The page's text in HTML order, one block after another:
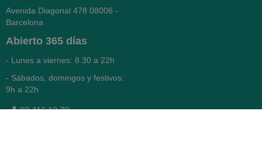
Avenida Diagonal 478 08006 -
Barcelona
Abierto 365 días
- Lunes a viernes: 8.30 a 22h
- Sábados, domingos y festivos:
9h a 22h
93 416 12 70